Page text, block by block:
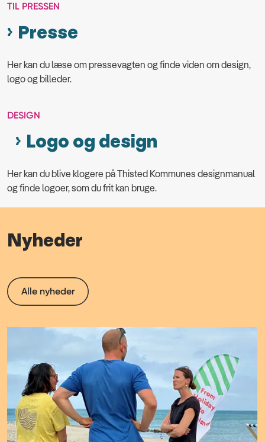
TIL PRESSEN
Presse
Her kan du læse om pressevagten og finde viden om design,
logo og billeder.
DESIGN
Logo og design
Her kan du blive klogere på Thisted Kommunes designmanual
og finde logoer, som du frit kan bruge.
Nyheder
Alle nyheder